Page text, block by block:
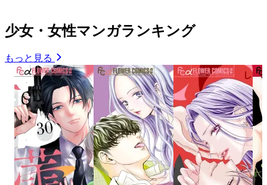
少女・女性マンガランキング
もっと見る